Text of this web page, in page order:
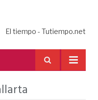
El tiempo - Tutiempo.net